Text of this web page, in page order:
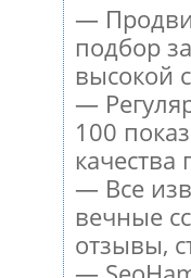
—
подбор
высокой
—
100
качества
— Все
вечные
отзывы,